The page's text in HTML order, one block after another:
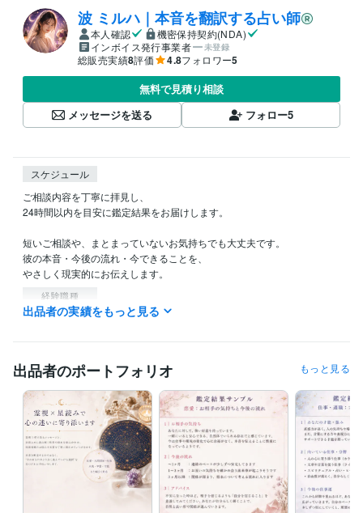
波 ミルハ｜本音を翻訳する占い師
本人確認
機密保持契約(NDA)
インボイス発行事業者
未登録
総販売実績8評価 4.8フォロワー5
無料で見積り相談
メッセージを送る
フォロー5
スケジュール
ご相談内容を丁寧に拝見し、
24時間以内を目安に鑑定結果をお届けします。
短いご相談や、まとまっていないお気持ちでも大丈夫です。
彼の本音・今後の流れ・今できることを、
やさしく現実的にお伝えします。
経験職種
クリエイター / 作家 経験年数 : 10年
ライフスタイル・その他 / 美容師・ネイリスト・美容家
経験年数 : 1
得意分野
占い 鑑定
出版業界
語学力
英語 日常会話レベル
出品者の実績をもっと見る
出品者のポートフォリオ もっと見る